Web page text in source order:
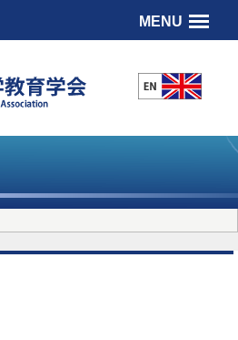
MENU